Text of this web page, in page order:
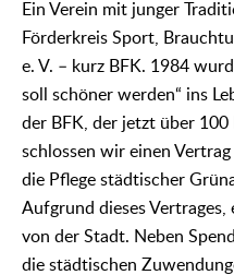
Ein Verein mit junger
Förderkreis Sport,
e. V. – kurz BFK. 1984
soll schöner werden“ ins
der BFK, der jetzt über
schlossen wir einen
die Pflege städtischer
Aufgrund dieses
von der Stadt. Neben
die städtischen